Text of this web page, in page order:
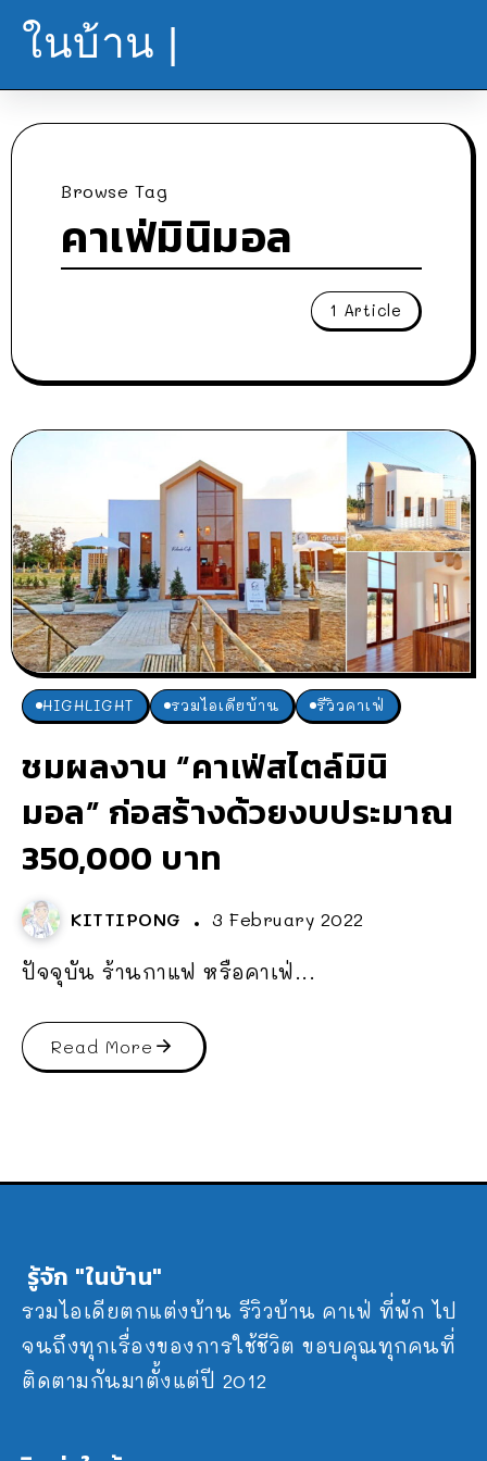
ในบ้าน |
Browse Tag
คาเฟ่มินิมอล
1 Article
HIGHLIGHT รวมไอเดียบ้าน รีวิวคาเฟ่
ชมผลงาน “คาเฟ่สไตล์มินิ
มอล” ก่อสร้างด้วยงบประมาณ
350,000 บาท
KITTIPONG 3 February 2022
ปัจจุบัน ร้านกาแฟ หรือคาเฟ่...
Read More
รู้จัก "ในบ้าน"
รวมไอเดียตกแต่งบ้าน รีวิวบ้าน คาเฟ่ ที่พัก ไป
จนถึงทุกเรื่องของการใช้ชีวิต ขอบคุณทุกคนที่
ติดตามกันมาตั้งแต่ปี 2012